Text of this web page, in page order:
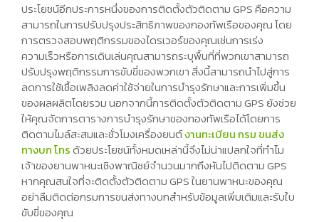
ประโยชน์อีกประการหนึ่งของการติดตั้งตัวติดตาม GPS คือความ
สามารถในการปรับปรุงประสิทธิภาพของกองทัพเรือของคุณ โดย
การตรวจสอบพฤติกรรมของไดรเวอร์ของคุณเช่นการเร่ง
ความเร็วหรือการเดินเล่นคุณสามารถระบุพื้นที่ที่พวกเขาสามารถ
ปรับปรุงพฤติกรรมการขับขี่ของพวกเขา สิ่งนี้สามารถนำไปสู่การ
ลดการใช้เชื้อเพลิงลดค่าใช้จ่ายในการบำรุงรักษาและการเพิ่มขึ้น
ของผลผลิตโดยรวม นอกจากนี้การติดตั้งตัวติดตาม GPS ยังช่วย
ให้คุณจัดการตารางการบำรุงรักษาของกองทัพเรือได้โดยการ
ติดตามไมล์สะสมและชั่วโมงเครื่องยนต์งานทะเบียน กรม ขนส่ง
ทางบก โทรด้วยประโยชน์ทั้งหมดเหล่านี้จึงไม่น่าแปลกใจที่ทำไม
เจ้าของยานพาหนะเชิงพาณิชย์จำนวนมากถึงหันไปติดตาม GPS
หากคุณสนใจที่จะติดตั้งตัวติดตาม GPS ในยานพาหนะของคุณ
อย่าลืมติดต่อกรมการขนส่งทางบกสำหรับข้อมูลเพิ่มเติมและรับใบ
ขับขี่ของคุณ